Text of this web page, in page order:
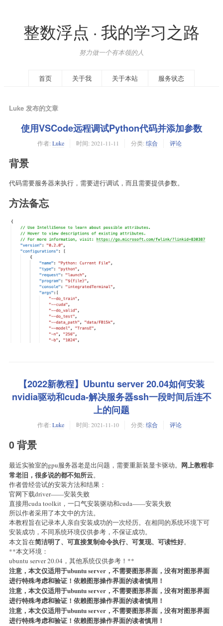
整数浮点 · 我的学习之路
努力做一个有本领的人
首页 关于我 关于本站 服务状态
Luke 发布的文章
使用VSCode远程调试Python代码并添加参数
作者: Luke 时间: 2021-11-11 分类: 综合 评论
背景
代码需要服务器来执行，需要进行调试，而且需要提供参数。
方法备忘
【2022新教程】Ubuntu server 20.04如何安装
nvidia驱动和cuda-解决服务器ssh一段时间后连不
上的问题
作者: Luke 时间: 2021-11-10 分类: 综合 评论
0 背景
最近实验室的gpu服务器老是出问题，需要重新装显卡驱动。 网上教程非
常老旧，很多说的都不知所云。
作者曾经尝试的安装方法和结果：
官网下载driver——安装失败
直接用cuda toolkit，一口气安装驱动和cuda——安装失败
所以作者采用了本文中的方法。
本教程旨在记录本人亲自安装成功的一次经历。在相同的系统环境下可
安装成功，不同系统环境仅供参考，不保证成功。
本文旨在简洁明了、可直接复制命令执行、可复现、可读性好。
**本文环境：
ubuntu server 20.04，其他系统仅供参考！**
注意，本文仅适用于ubuntu server，不需要图形界面，没有对图形界面
进行特殊考虑和验证！依赖图形操作界面的读者慎用！
注意，本文仅适用于ubuntu server，不需要图形界面，没有对图形界面
进行特殊考虑和验证！依赖图形操作界面的读者慎用！
注意，本文仅适用于ubuntu server，不需要图形界面，没有对图形界面
进行特殊考虑和验证！依赖图形操作界面的读者慎用！